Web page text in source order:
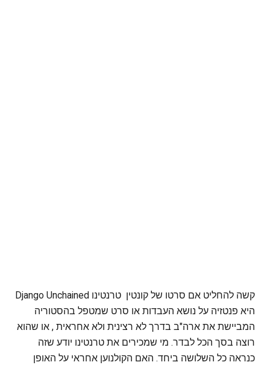
קשה להחליט אם סרטו של קונטין טרנטינו Django Unchained
היא פנטזיה על נושא העבדות או סרט שמטפל בהסטוריה
המביישת את ארה"ב בדרך לא רצינית ולא אחראית , או שהוא
רוצה בסך הכל לבדר. מי שמכירים את טרנטינו יודע שזה
כנראה כל השלושה ביחד. האם הקולנוען אחראי על האופן